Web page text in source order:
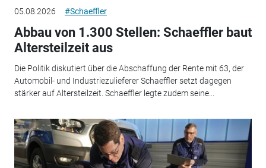
05.08.2026 #Schaeffler
Abbau von 1.300 Stellen: Schaeffler baut
Altersteilzeit aus
Die Politik diskutiert über die Abschaffung der Rente mit 63, der
Automobil- und Industriezulieferer Schaeffler setzt dagegen
stärker auf Altersteilzeit. Schaeffler legte zudem seine...